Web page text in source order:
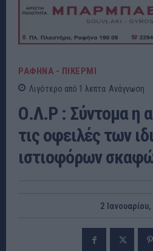
ΡΑΦΗΝΑ - ΠΙΚΕΡΜΙ
Λιγότερο από 1 λεπτα Ανάγνωση
Ο.Λ.Ρ : Σύντομα η
τις οφειλές των
ιστιοφόρων
2